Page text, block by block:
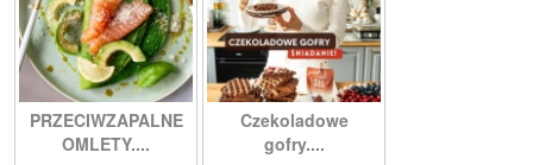
PRZECIWZAPALNE
OMLETY....
Czekoladowe
gofry....